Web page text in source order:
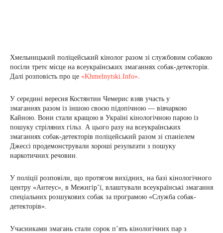
Хмельницький поліцейський кінолог разом зі службовим собакою
посіли третє місце на всеукраїнських змаганнях собак-детекторів.
Далі розповість про це «Khmelnytski.Info».
У середині вересня Костянтин Чемерис взяв участь у
змаганнях разом із іншою своєю підопічною — вівчаркою
Кайною. Вони стали кращою в Україні кінологічною парою із
пошуку стріляних гільз. А цього разу на всеукраїнських
змаганнях собак-детекторів поліцейський разом зі спаніелем
Джессі продемонстрували хороші результати з пошуку
наркотичних речовин.
У поліції розповіли, що протягом вихідних, на базі кінологічного
центру «Антеус», в Межигір’ї, влаштували всеукраїнські змагання
спеціальних розшукових собак за програмою «Служба собак-
детекторів».
Учасниками змагань стали сорок п’ять кінологічних пар з